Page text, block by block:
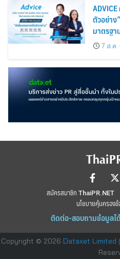
ตัวอย่า
มาตรฐ
7 ส.ค.
สมัครสมาชิก ThaiPR.NET
นโยบายคุ้มครอง
ติดต่อ-สอบถามข้อมูลไ
Copyright © 2026 Dataxet Limited